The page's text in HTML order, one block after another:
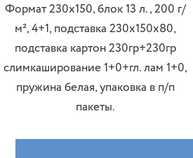
Формат 230х150, блок 13 л., 200 г/
м², 4+1, подставка 230х150х80,
подставка картон 230гр+230гр
слимкаширование 1+0+гл. лам 1+0,
пружина белая, упаковка в п/п
пакеты.